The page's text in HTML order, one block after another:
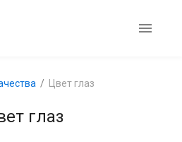
Цвет глаз
глаз